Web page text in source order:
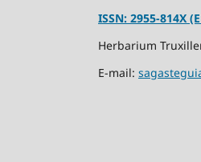
ISSN: 2955-814X
Herbarium
E-mail: